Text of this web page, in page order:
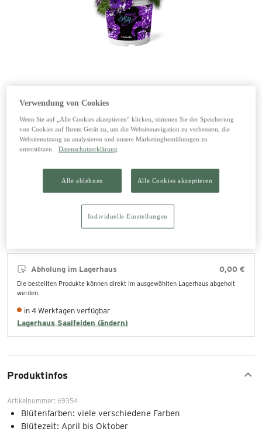
Petunien
3,69 €
inkl. 13% MwSt zzgl. Versand
Anfragen
Abholung im Lagerhaus 0,00 €
Die bestellten Produkte können direkt im ausgewählten Lagerhaus abgeholt
werden.
in 4 Werktagen verfügbar
Lagerhaus Saalfelden (ändern)
Produktinfos
Artikelnummer: 69354
Blütenfarben: viele verschiedene Farben
Blütezeit: April bis Oktober
Verwendung von Cookies
Wenn Sie auf „Alle Cookies akzeptieren“ klicken, stimmen Sie der Speicherung
von Cookies auf Ihrem Gerät zu, um die Websitenavigation zu verbessern, die
Websitenutzung zu analysieren und unsere Marketingbemühungen zu
unterstützen.
Datenschutzerklärung
Alle ablehnen Alle Cookies akzeptieren
Individuelle Einstellungen